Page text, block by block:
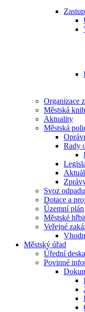
Organizace
Městská
Aktuality
Městská
Rady
Svoz odpadu
Dotace a
Územní plán
Městské
Veřejné
Městský úřad
Úřední deska
Povinné